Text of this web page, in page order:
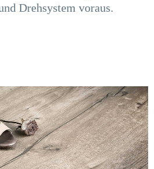
Drehsystem voraus.